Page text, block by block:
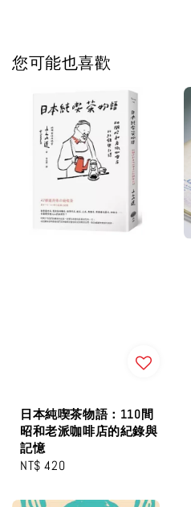
您可能也喜歡
日本純喫茶物語：110間
昭和老派咖啡店的紀錄與
記憶
Regular
NT$ 420